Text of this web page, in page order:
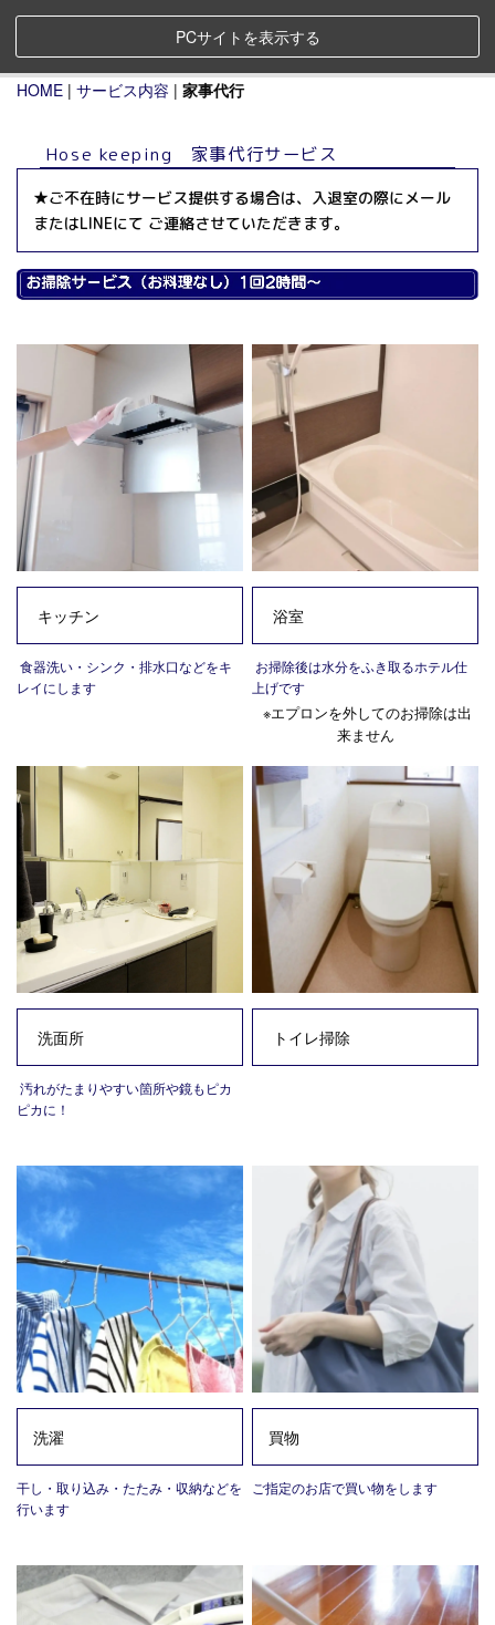
PCサイトを表示する
HOME | サービス内容 | 家事代行
Hose keeping 家事代行サービス
★ご不在時にサービス提供する場合は、入退室の際にメール
またはLINEにて ご連絡させていただきます。
キッチン
食器洗い・シンク・排水口などをキ
レイにします
浴室
お掃除後は水分をふき取るホテル仕
上げです
※エプロンを外してのお掃除は出
来ません
洗面所
汚れがたまりやすい箇所や鏡もピカ
ピカに！
トイレ掃除
洗濯
干し・取り込み・たたみ・収納などを
行います
買物
ご指定のお店で買い物をします